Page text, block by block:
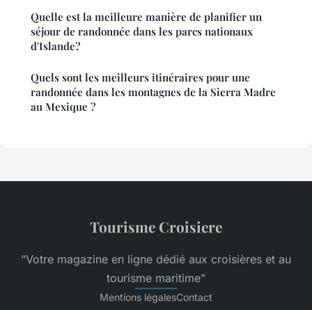
Quelle est la meilleure manière de planifier un
séjour de randonnée dans les parcs nationaux
d'Islande?
Quels sont les meilleurs itinéraires pour une
randonnée dans les montagnes de la Sierra Madre
au Mexique ?
Tourisme Croisiere
“Votre magazine en ligne dédié aux croisières et au
tourisme maritime”
Mentions légalesContact